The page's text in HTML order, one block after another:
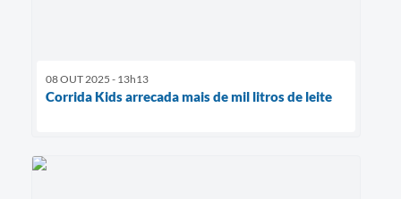
08 OUT 2025 - 13h13
Corrida Kids arrecada mais de mil litros de leite